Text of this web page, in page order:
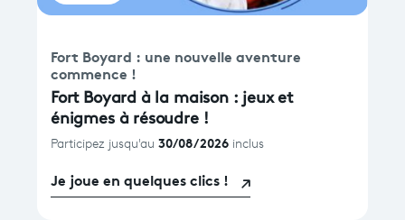
Fort Boyard : une nouvelle aventure
commence !
Fort Boyard à la maison : jeux et
énigmes à résoudre !
Participez jusqu'au 30/08/2026 inclus
Je joue en quelques clics !